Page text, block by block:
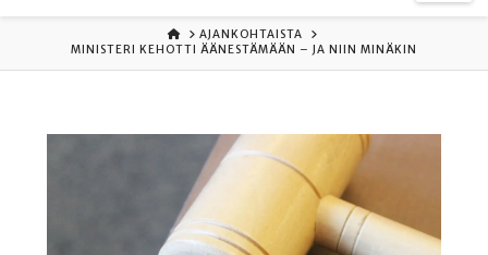
ETUSIVU
AJANKOHTAISTA
MINISTERI KEHOTTI ÄÄNESTÄMÄÄN – JA NIIN MINÄKIN